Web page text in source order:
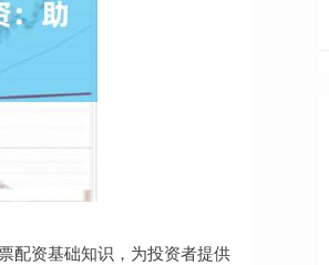
配资基础知识，为投资者提供